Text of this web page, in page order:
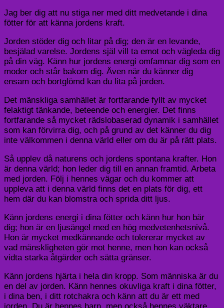
Jag ber dig att nu stiga ner med ditt medvetande i dina
fötter för att känna jordens kraft.
Jorden stöder dig och litar på dig; den är en levande,
besjälad varelse. Jordens själ vill ta emot och vägleda dig
på din väg. Känn hur jordens energi omfamnar dig som en
moder och står bakom dig. Även när du känner dig
ensam och bortglömd kan du lita på jorden.
Det mänskliga samhället är fortfarande fyllt av mycket
felaktigt tänkande, beteende och energier. Det finns
fortfarande så mycket rädslobaserad dynamik i samhället
som kan förvirra dig, och på grund av det känner du dig
inte välkommen i denna värld eller om du är på rätt plats.
Så upplev då naturens och jordens spontana krafter. Hon
är denna värld; hon leder dig till en annan framtid. Arbeta
med jorden. Följ i hennes vägar och du kommer att
uppleva att i denna värld finns det en plats för dig, ett
hem där du kan blomstra och sprida ditt ljus.
Känn jordens energi i dina fötter och känn hur hon bär
dig; hon är en ljusängel med en hög medvetenhetsnivå.
Hon är mycket medkännande och tolererar mycket av
vad mänskligheten gör mot henne, men hon kan också
vidta starka åtgärder och sätta gränser.
Känn jordens hjärta i hela din kropp. Som människa är du
en del av jorden. Känn hennes okuvliga kraft i dina fötter,
i dina ben, i ditt rotchakra och känn att du är ett med